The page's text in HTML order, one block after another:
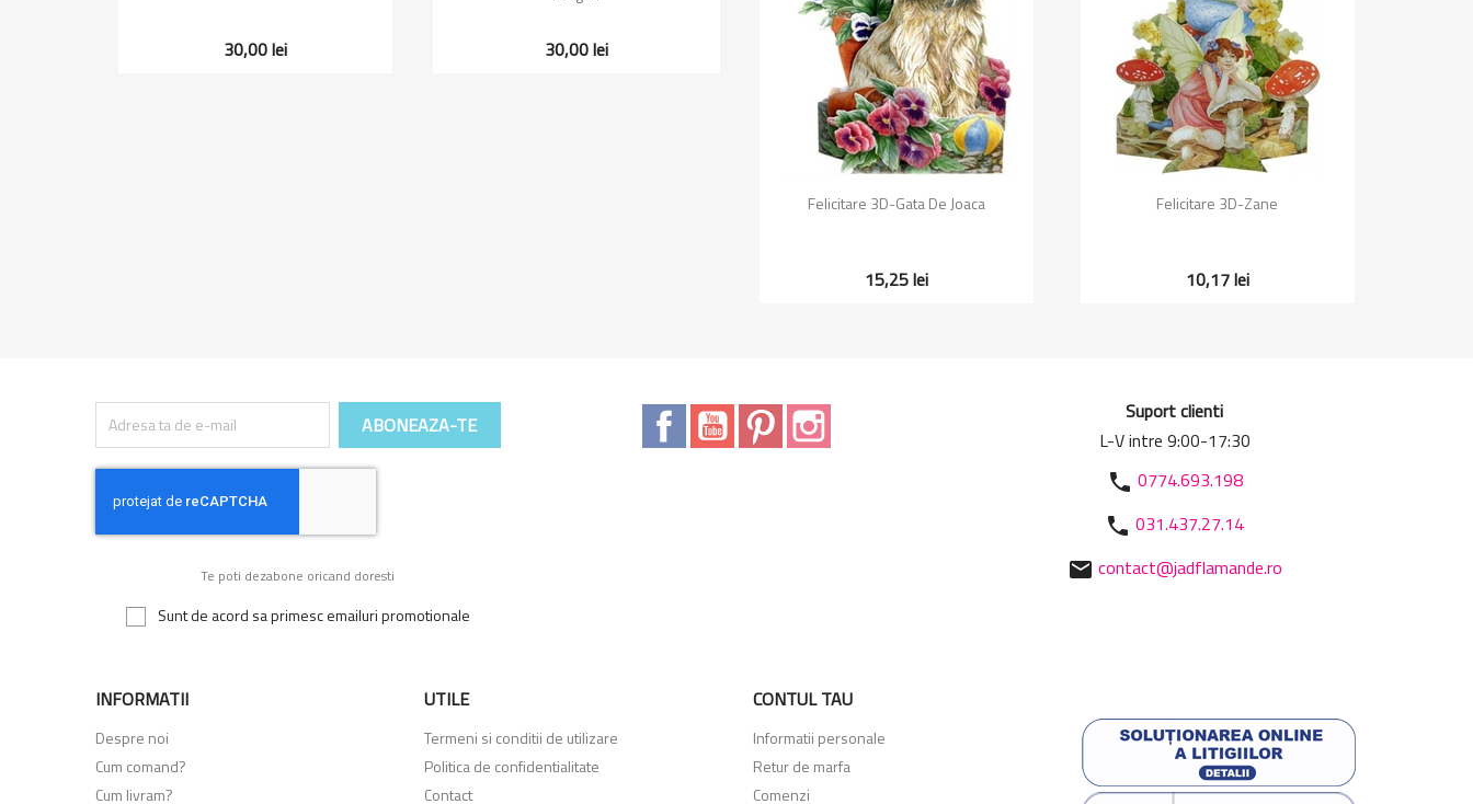
30,00 lei 30,00 lei
Vizualizare rapida
Felicitare 3D-Gata De Joaca
15,25 lei
Vizualizare rapida
Felicitare 3D-Zane
10,17 lei
Te poti dezabone oricand doresti
Sunt de acord sa primesc emailuri promotionale
FacebookYouTubePinterest
Suport clienti
L-V intre 9:00-17:30
phone 0774.693.198
phone 031.437.27.14
mail contact@jadflamande.ro
INFORMATII
Despre noi
Cum comand?
Cum livram?
UTILE
Termeni si conditii de utilizare
Politica de confidentialitate
Contact
CONTUL TAU
Informatii personale
Retur de marfa
Comenzi